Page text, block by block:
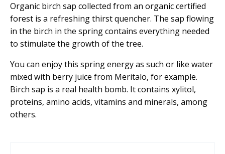
Organic birch sap collected from an organic certified
forest is a refreshing thirst quencher. The sap flowing
in the birch in the spring contains everything needed
to stimulate the growth of the tree.
You can enjoy this spring energy as such or like water
mixed with berry juice from Meritalo, for example.
Birch sap is a real health bomb. It contains xylitol,
proteins, amino acids, vitamins and minerals, among
others.